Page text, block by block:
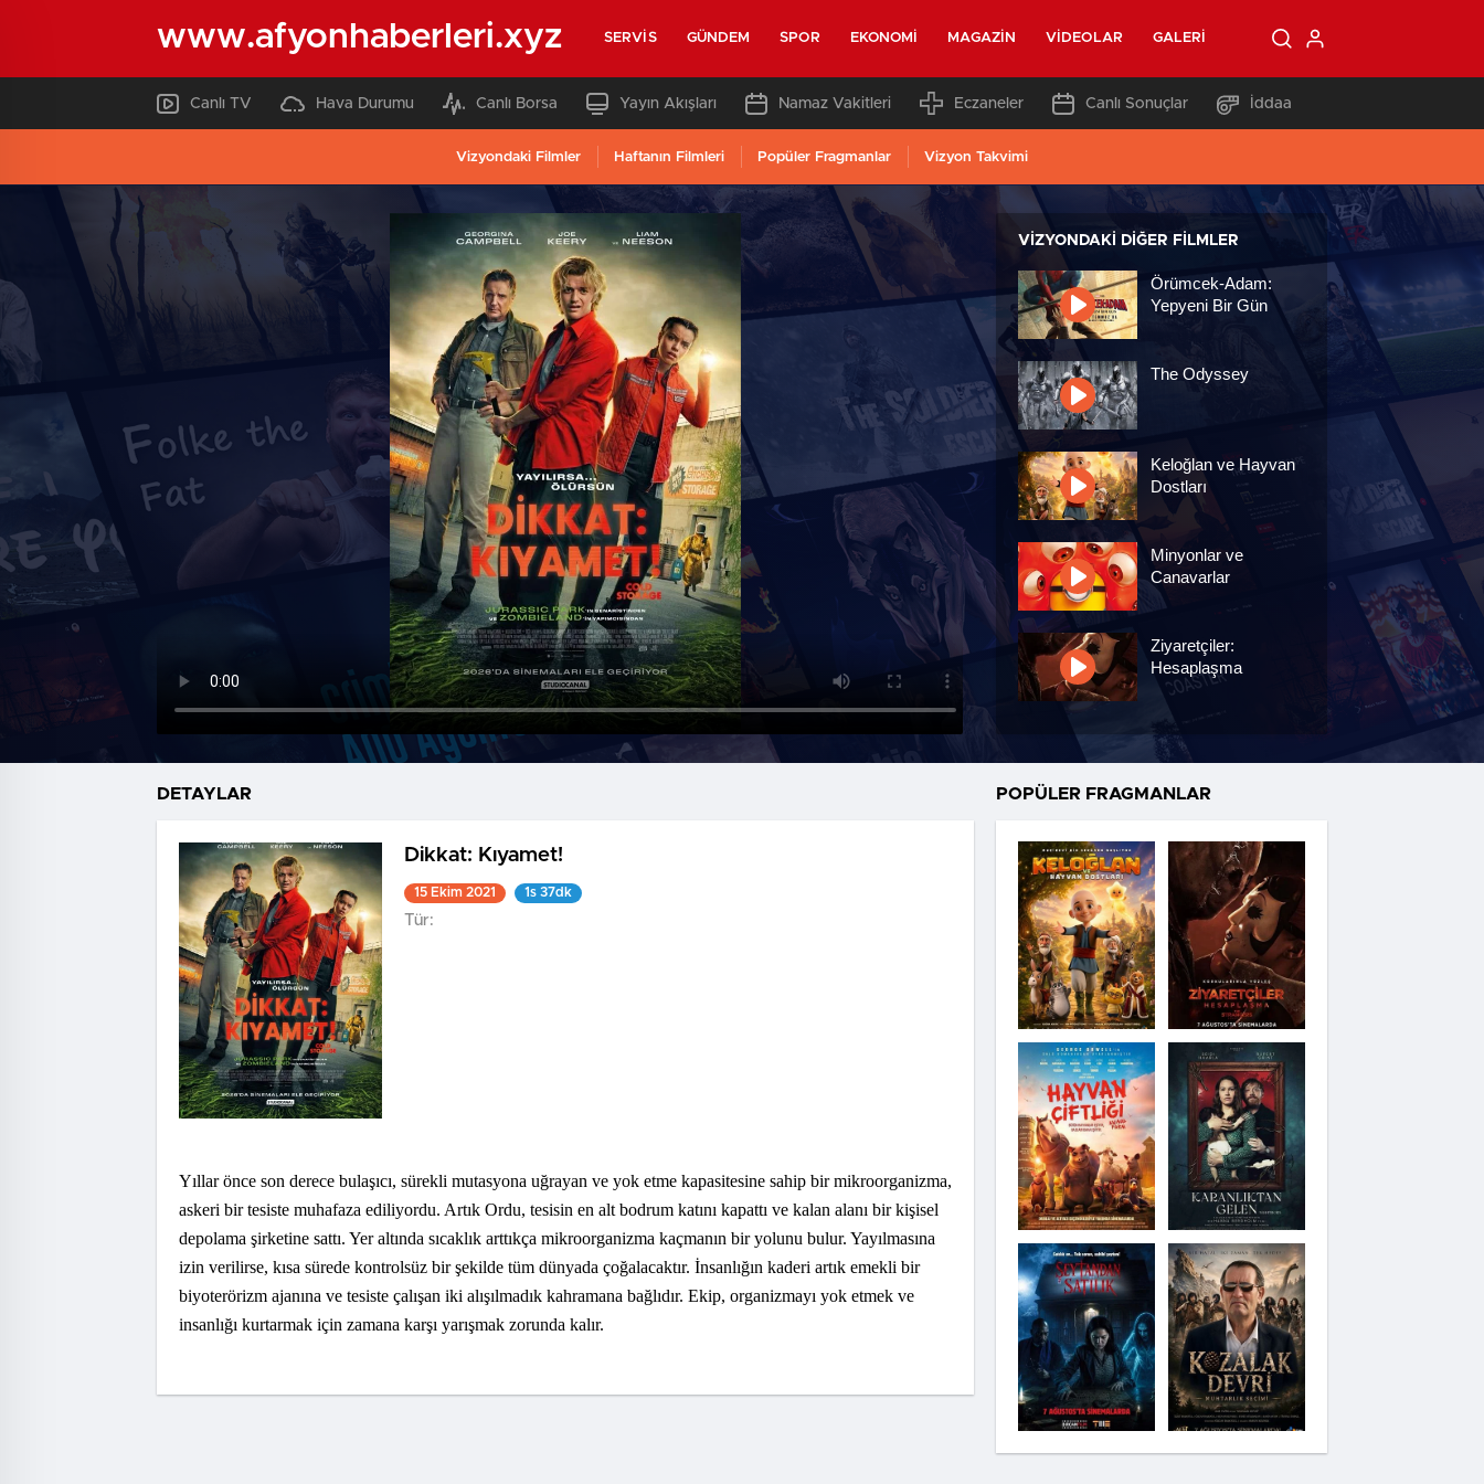
www.afyonhaberleri.xyz SERVIS GÜNDEM SPOR EKONOMI MAGAZIN VIDEOLAR GALERI
Canlı TV Hava Durumu Canlı Borsa Yayın Akışları Namaz Vakitleri Eczaneler Canlı Sonuçlar İddaa
Vizyondaki Filmler Haftanın Filmleri Popüler Fragmanlar Vizyon Takvimi
VIZYONDAKI DIĞER FILMLER
Örümcek-Adam:
Yepyeni Bir Gün
The Odyssey
Keloğlan ve Hayvan
Dostları
Minyonlar ve
Canavarlar
Ziyaretçiler:
Hesaplaşma
Nasreddin Hoca:
Zaman Yolcusu 4
Hayvan Çiftliği
Karanlıktan Gelen
Şeytandan Satılık
Kozalak Devri
Moana
DETAYLAR
Dikkat: Kıyamet!
15 Ekim 2021 1s 37dk
Tür:
Yıllar önce son derece bulaşıcı, sürekli mutasyona uğrayan ve yok etme kapasitesine sahip bir mikroorganizma,
askeri bir tesiste muhafaza ediliyordu. Artık Ordu, tesisin en alt bodrum katını kapattı ve kalan alanı bir kişisel
depolama şirketine sattı. Yer altında sıcaklık arttıkça mikroorganizma kaçmanın bir yolunu bulur. Yayılmasına
izin verilirse, kısa sürede kontrolsüz bir şekilde tüm dünyada çoğalacaktır. İnsanlığın kaderi artık emekli bir
biyoterörizm ajanına ve tesiste çalışan iki alışılmadık kahramana bağlıdır. Ekip, organizmayı yok etmek ve
insanlığı kurtarmak için zamana karşı yarışmak zorunda kalır.
POPÜLER FRAGMANLAR